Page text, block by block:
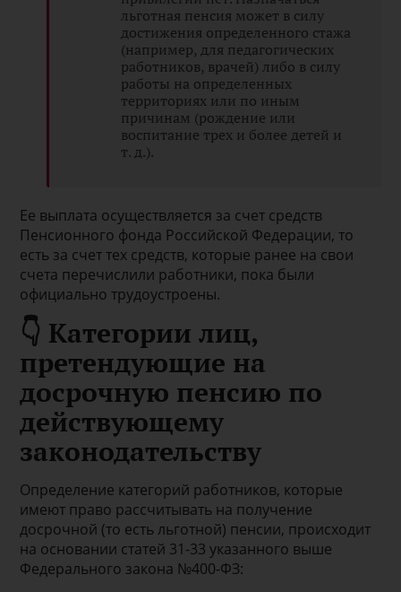
льготная пенсия может в силу
достижения определенного стажа
(например, для педагогических
работников, врачей) либо в силу
работы на определенных
территориях или по иным
причинам (рождение или
воспитание трех и более детей и
т. д.).
Ее выплата осуществляется за счет средств
Пенсионного фонда Российской Федерации, то
есть за счет тех средств, которые ранее на свои
счета перечислили работники, пока были
официально трудоустроены.
👇 Категории лиц,
претендующие на
досрочную пенсию по
действующему
законодательству
Определение категорий работников, которые
имеют право рассчитывать на получение
досрочной (то есть льготной) пенсии, происходит
на основании статей 31-33 указанного выше
Федерального закона №400-ФЗ: